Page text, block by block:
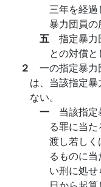
三年を経
暴力団員
五 指定暴力
との対償
２ 一の指定暴
は、当該指定
ない。
一 当該指
る罪に当
渡し若し
るものに
い刑に処